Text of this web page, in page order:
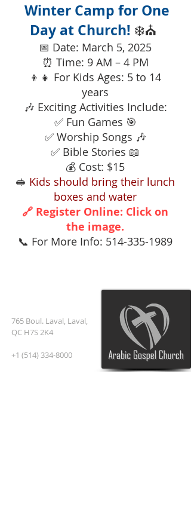
Winter Camp for One
Day at Church! ❄️⛪
📅 Date: March 5, 2025
⏰ Time: 9 AM – 4 PM
👦👧 For Kids Ages: 5 to 14
years
🎶 Exciting Activities Include:
✅ Fun Games 🎯
✅ Worship Songs 🎶
✅ Bible Stories 📖
💰 Cost: $15
🥪 Kids should bring their lunch
boxes and water
🔗 Register Online: Click on
the image.
📞 For More Info: 514-335-1989
765 Boul. Laval, Laval,
QC H7S 2K4
+1 (514) 334-8000